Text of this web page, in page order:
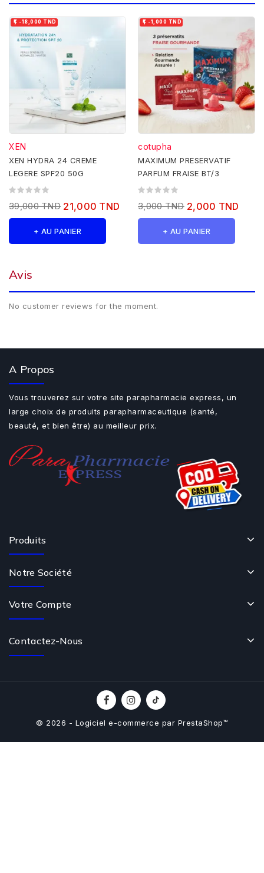
 -18,000 TND
XEN
XEN HYDRA 24 CREME
LEGERE SPF20 50G
39,000 TND 21,000 TND
+ AU PANIER
 -1,000 TND
cotupha
MAXIMUM PRESERVATIF
PARFUM FRAISE BT/3
3,000 TND 2,000 TND
+ AU PANIER
Avis
No customer reviews for the moment.
A Propos
Vous trouverez sur votre site parapharmacie express, un
large choix de produits parapharmaceutique (santé,
beauté, et bien être) au meilleur prix.
Produits
Notre Société
Votre Compte
Contactez-Nous
© 2026 - Logiciel e-commerce par PrestaShop™